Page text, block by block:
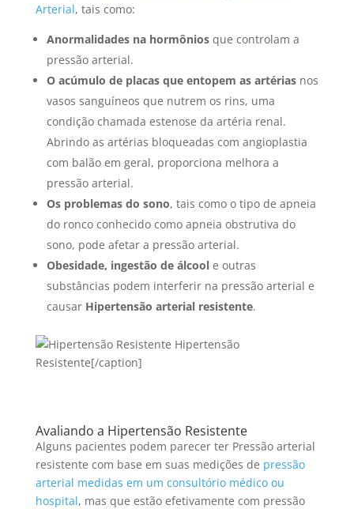
Arterial, tais como:
Anormalidades na hormôniosque controlam a
pressão arterial.
O acúmulo de placas que entopem as artériasnos
vasos sanguíneos que nutrem os rins, uma
condição chamada estenose da artéria renal.
Abrindo as artérias bloqueadas com angioplastia
com balão em geral, proporciona melhora a
pressão arterial.
Os problemas do sono, tais como o tipo de apneia
do ronco conhecido como apneia obstrutiva do
sono, pode afetar a pressão arterial.
Obesidade, ingestão de álcoole outras
substâncias podem interferir na pressão arterial e
causar Hipertensão arterial resistente.
Hipertensão
Resistente[/caption]
Avaliando a Hipertensão Resistente
Alguns pacientes podem parecer ter Pressão arterial
resistente com base em suas medições de pressão
arterial medidas em um consultório médico ou
hospital, mas que estão efetivamente com pressão